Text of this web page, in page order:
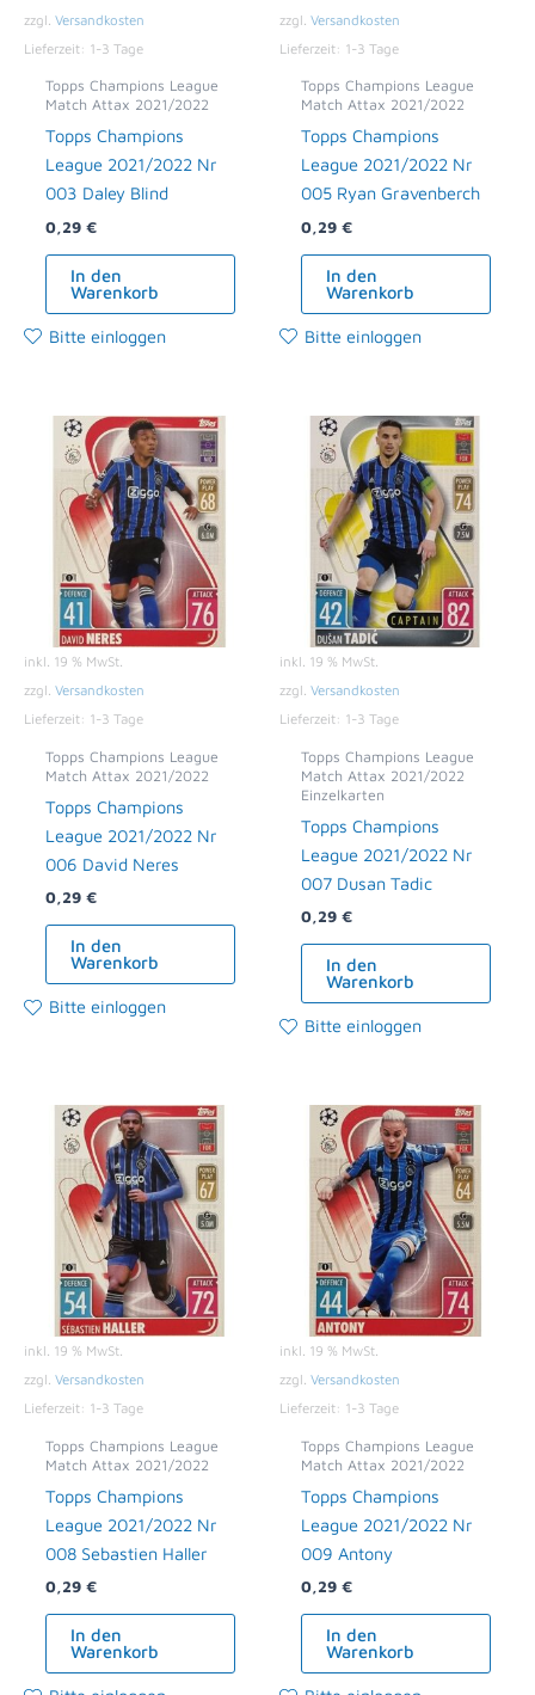
zzgl. Versandkosten
Lieferzeit: 1-3 Tage
Topps Champions League
Match Attax 2021/2022
Topps Champions
League 2021/2022 Nr
003 Daley Blind
0,29 €
In den
Warenkorb
Bitte einloggen
zzgl. Versandkosten
Lieferzeit: 1-3 Tage
Topps Champions League
Match Attax 2021/2022
Topps Champions
League 2021/2022 Nr
005 Ryan Gravenberch
0,29 €
In den
Warenkorb
Bitte einloggen
inkl. 19 % MwSt.
zzgl. Versandkosten
Lieferzeit: 1-3 Tage
Topps Champions League
Match Attax 2021/2022
Topps Champions
League 2021/2022 Nr
006 David Neres
0,29 €
In den
Warenkorb
Bitte einloggen
inkl. 19 % MwSt.
zzgl. Versandkosten
Lieferzeit: 1-3 Tage
Topps Champions League
Match Attax 2021/2022
Einzelkarten
Topps Champions
League 2021/2022 Nr
007 Dusan Tadic
0,29 €
In den
Warenkorb
Bitte einloggen
inkl. 19 % MwSt.
zzgl. Versandkosten
Lieferzeit: 1-3 Tage
Topps Champions League
Match Attax 2021/2022
Topps Champions
League 2021/2022 Nr
008 Sebastien Haller
0,29 €
In den
Warenkorb
inkl. 19 % MwSt.
zzgl. Versandkosten
Lieferzeit: 1-3 Tage
Topps Champions League
Match Attax 2021/2022
Topps Champions
League 2021/2022 Nr
009 Antony
0,29 €
In den
Warenkorb